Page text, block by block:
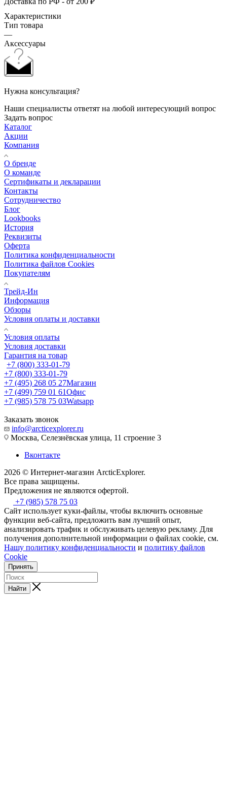
Характеристики
Тип товара
—
Аксессуары
Нужна консультация?
Наши специалисты ответят на любой интересующий вопрос
Задать вопрос
Каталог
Акции
Компания
О бренде
О команде
Сертификаты и декларации
Контакты
Сотрудничество
Блог
Lookbooks
История
Реквизиты
Оферта
Политика конфиденциальности
Политика файлов Cookies
Покупателям
Трейд-Ин
Информация
Обзоры
Условия оплаты и доставки
Условия оплаты
Условия доставки
Гарантия на товар
+7 (800) 333-01-79
+7 (800) 333-01-79
+7 (495) 268 05 27Магазин
+7 (499) 759 01 61Офис
+7 (985) 578 75 03Watsapp
Заказать звонок
info@arcticexplorer.ru
Москва, Селезнёвская улица, 11 строение 3
Вконтакте
2026 © Интернет-магазин АrcticExplorer.
Все права защищены.
Предложения не являются офертой.
+7 (985) 578 75 03
Сайт использует куки-файлы, чтобы включить основные
функции веб-сайта, предложить вам лучший опыт,
анализировать трафик и обслуживать целевую рекламу. Для
получения дополнительной информации о файлах cookie, см.
Нашу политику конфиденциальности и политику файлов
Cookie
Принять
Найти